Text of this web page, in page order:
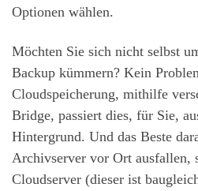
Optionen wählen.
Möchten Sie sich nicht selbst
Backup kümmern? Kein
Cloudspeicherung, mithilfe
Bridge, passiert dies, für Sie,
Hintergrund. Und das Beste
Archivserver vor Ort ausfallen,
Cloudserver (dieser ist